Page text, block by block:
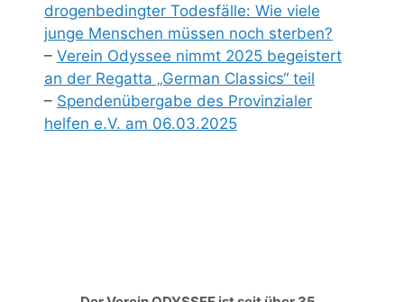
drogenbedingter Todesfälle: Wie viele
junge Menschen müssen noch sterben?
– Verein Odyssee nimmt 2025 begeistert
an der Regatta „German Classics“ teil
– Spendenübergabe des Provinzialer
helfen e.V. am 06.03.2025